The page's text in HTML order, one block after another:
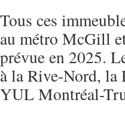
Tous ces
au métro McGill
prévue en 2025.
à la Rive-Nord, la
YUL Montréal-